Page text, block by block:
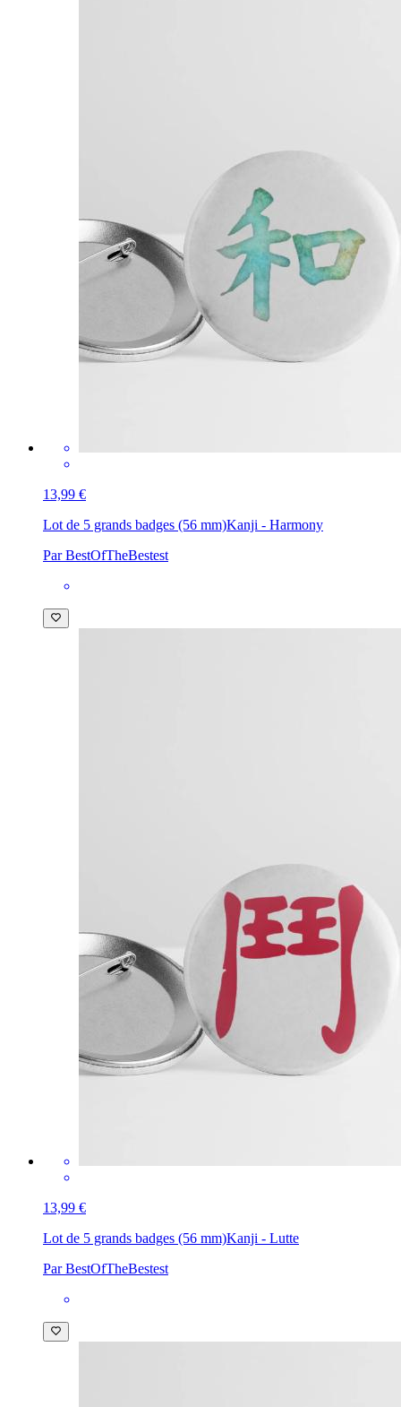
13,99 €
Lot de 5 grands badges (56 mm)Kanji - Harmony
Par BestOfTheBestest
13,99 €
Lot de 5 grands badges (56 mm)Kanji - Lutte
Par BestOfTheBestest